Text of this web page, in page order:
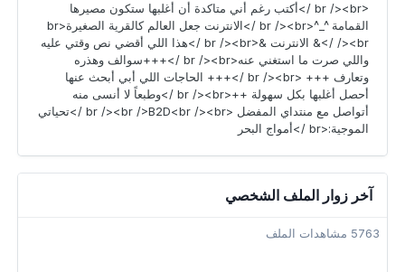
<br /><br />أكتب رغم أني متاكدة أن أغلبها ستكون مصيرها
القمامة ^_^<br /><br />الانترنت جعل العالم كالقرية الصغيرة<br
/><br />& الانترنت &<br /><br />هذا اللي أقضي نص وقتي عليه
واللي صرت ما استغني عنه<br /><br />+++سوالف وهذره
وتعارف +++ <br /><br />+++ الحاجات اللي أبي أبحث عنها
أحصل أغلبها بكل سهولة ++<br /><br />وطبعاً لا أنسى منه
أتواصل مع منتداي المفضل <br /><br />B2D<br /><br />تحياتي
الموجية:<br />أمواج البحر
آخر زوار الملف الشخصي
5763 مشاهدات الملف